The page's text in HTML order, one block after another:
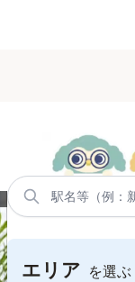
エリア を選ぶ